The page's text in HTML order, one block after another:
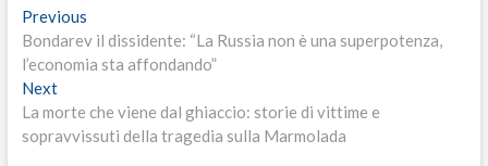
Navigazione
articoli
PreviousPrevious
post:
Bondarev il dissidente: “La Russia non è una superpotenza,
l’economia sta affondando”
NextNext
post:
La morte che viene dal ghiaccio: storie di vittime e
sopravvissuti della tragedia sulla Marmolada